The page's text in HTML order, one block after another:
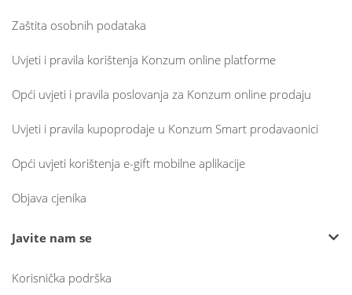
Zaštita osobnih podataka
Uvjeti i pravila korištenja Konzum online platforme
Opći uvjeti i pravila poslovanja za Konzum online prodaju
Uvjeti i pravila kupoprodaje u Konzum Smart prodavaonici
Opći uvjeti korištenja e-gift mobilne aplikacije
Objava cjenika
Javite nam se
Korisnička podrška